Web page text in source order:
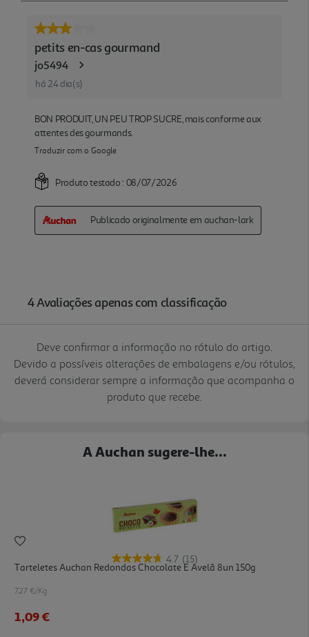
Deve confirmar a informação no rótulo do artigo.
Devido a possíveis alterações de embalagens e/ou rótulos,
deverá considerar sempre a informação que acompanha o
produto que recebe.
A Auchan sugere-lhe...
4.7 (15)
Tarteletes Auchan Redondas Chocolate E Avelã 8un 150g
7.27 €/Kg
1,09 €